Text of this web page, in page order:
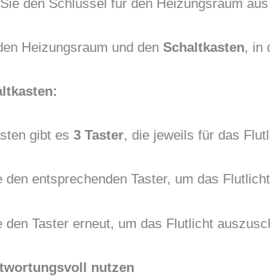
den Schlüssel für den Heizungsraum
Heizungsraum und den Schaltkasten, in
gibt es 3 Taster, die jeweils für das
den entsprechenden Taster, um das
den Taster erneut, um das Flutlicht
nutzen